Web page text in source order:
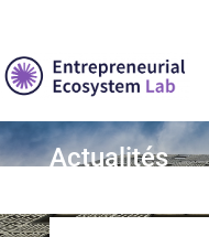
Actualités